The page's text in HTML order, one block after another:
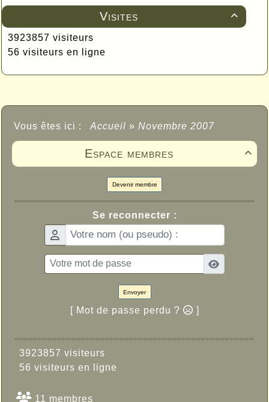

Visites
3923857 visiteurs
56 visiteurs en ligne
Vous êtes ici : Accueil » Novembre 2007

Espace membres
Devenir membre
Se reconnecter :
Envoyer
[ Mot de passe perdu ? ]
3923857 visiteurs
56 visiteurs en ligne
11 membres